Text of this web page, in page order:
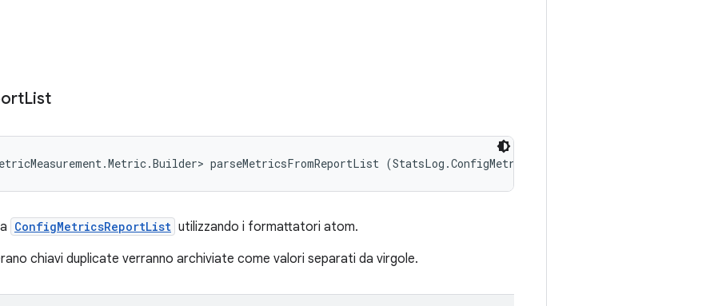
List
parseMetricsFromReportList (StatsLog.ConfigMetricsReportList reportList)
ConfigMetricsReportList utilizzando i formattatori atom.
chiavi duplicate verranno archiviate come valori separati da virgole.